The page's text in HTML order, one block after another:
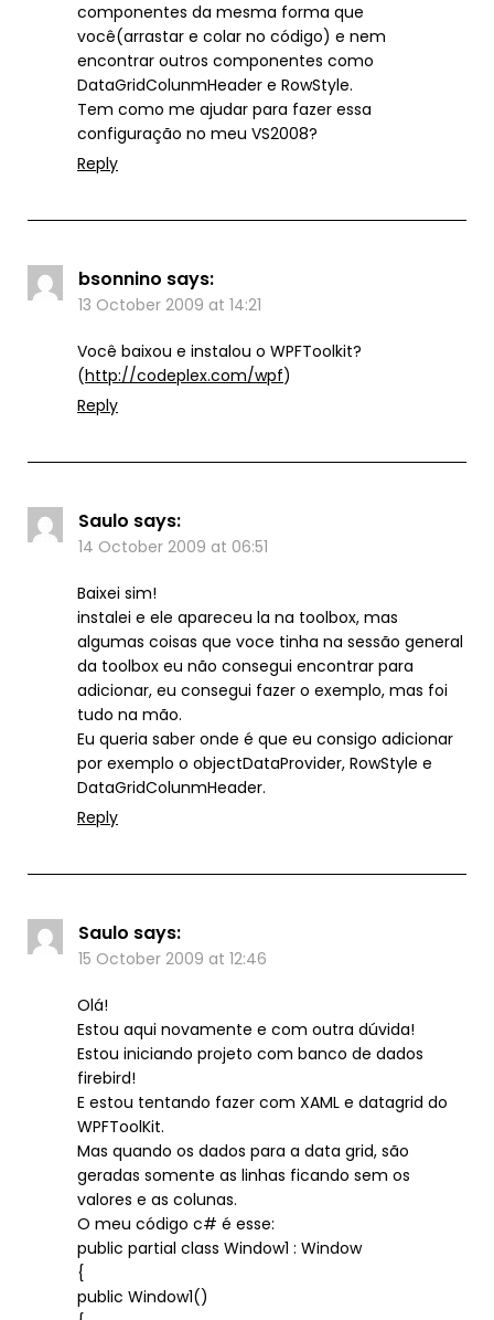
componentes da mesma forma que
você(arrastar e colar no código) e nem
encontrar outros componentes como
DataGridColunmHeader e RowStyle.
Tem como me ajudar para fazer essa
configuração no meu VS2008?
Reply
bsonnino says:
13 October 2009 at 14:21
Você baixou e instalou o WPFToolkit?
(http://codeplex.com/wpf)
Reply
Saulo says:
14 October 2009 at 06:51
Baixei sim!
instalei e ele apareceu la na toolbox, mas
algumas coisas que voce tinha na sessão general
da toolbox eu não consegui encontrar para
adicionar, eu consegui fazer o exemplo, mas foi
tudo na mão.
Eu queria saber onde é que eu consigo adicionar
por exemplo o objectDataProvider, RowStyle e
DataGridColunmHeader.
Reply
Saulo says:
15 October 2009 at 12:46
Olá!
Estou aqui novamente e com outra dúvida!
Estou iniciando projeto com banco de dados
firebird!
E estou tentando fazer com XAML e datagrid do
WPFToolKit.
Mas quando os dados para a data grid, são
geradas somente as linhas ficando sem os
valores e as colunas.
O meu código c# é esse:
public partial class Window1 : Window
{
public Window1()